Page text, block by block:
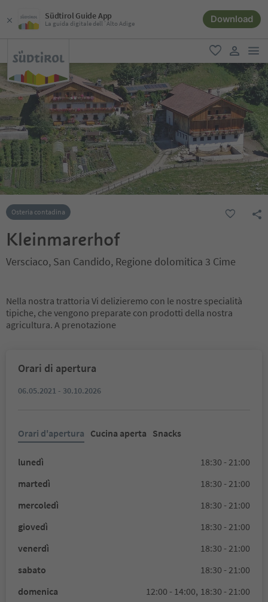
Südtirol Guide App
La guida digitale dell´Alto Adige Download
favoriti
user link
Osteria contadina
Kleinmarerhof
Versciaco, San Candido, Regione dolomitica 3 Cime
Nella nostra trattoria Vi delizieremo con le nostre specialità
tipiche, che vengono preparate con prodotti della nostra
agricultura. A prenotazione
Orari di apertura
06.05.2021 - 30.10.2026
Orari d'apertura Cucina aperta Snacks
lunedì
18:30 - 21:00
martedì
18:30 - 21:00
mercoledì
18:30 - 21:00
giovedì
18:30 - 21:00
venerdì
18:30 - 21:00
sabato
18:30 - 21:00
domenica
12:00 - 14:00, 18:30 - 21:00